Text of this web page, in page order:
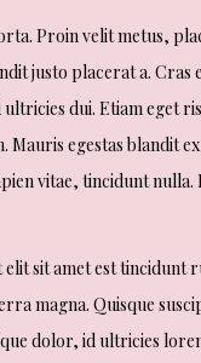
Proin velit metus,
justo placerat a.
dui. Etiam eget
egestas blandit
vitae, tincidunt
sit amet est tincidunt
magna. Quisque
dolor, id ultricies